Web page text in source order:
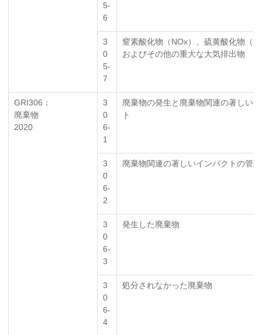
5-
6
3
0
5-
7
窒素酸化物（NOx）、硫黄酸化物（
およびその他の重大な大気排出物
GRI306：
廃棄物
2020
3
0
6-
1
廃棄物の発生と廃棄物関連の著しい
ト
3
0
6-
2
廃棄物関連の著しいインパクトの管理
3
0
6-
3
発生した廃棄物
3
0
6-
4
処分されなかった廃棄物